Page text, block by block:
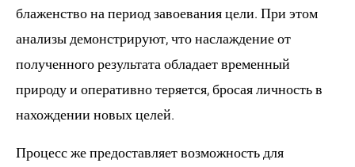
блаженство на период завоевания цели. При этом
анализы демонстрируют, что наслаждение от
полученного результата обладает временный
природу и оперативно теряется, бросая личность в
нахождении новых целей.
Процесс же предоставляет возможность для